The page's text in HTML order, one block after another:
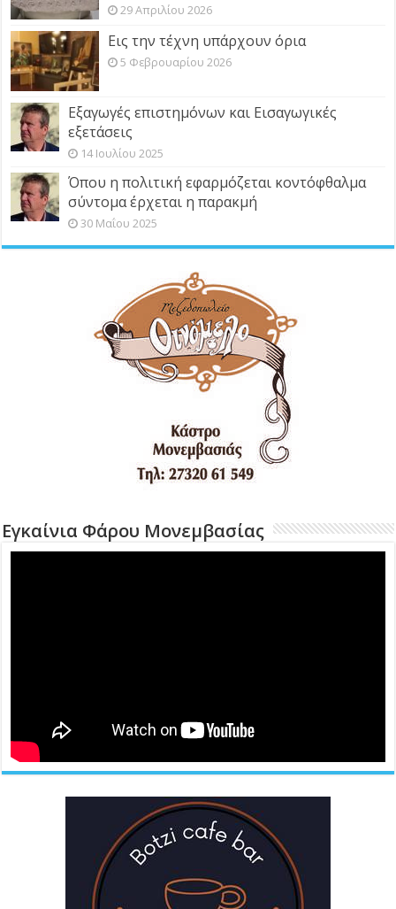
29 Απριλίου 2026
Εις την τέχνη υπάρχουν όρια
5 Φεβρουαρίου 2026
Εξαγωγές επιστημόνων και Εισαγωγικές
εξετάσεις
14 Ιουλίου 2025
Όπου η πολιτική εφαρμόζεται κοντόφθαλμα
σύντομα έρχεται η παρακμή
30 Μαΐου 2025
Εγκαίνια Φάρου Μονεμβασίας